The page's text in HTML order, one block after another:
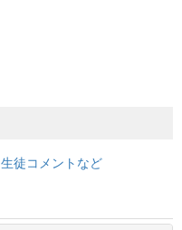
生徒コメントなど